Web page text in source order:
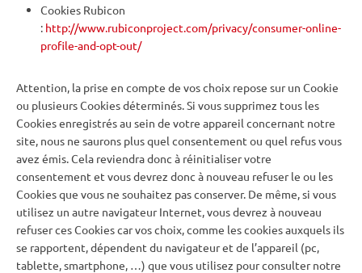
Cookies Rubicon
: http://www.rubiconproject.com/privacy/consumer-online-
profile-and-opt-out/
Attention, la prise en compte de vos choix repose sur un Cookie
ou plusieurs Cookies déterminés. Si vous supprimez tous les
Cookies enregistrés au sein de votre appareil concernant notre
site, nous ne saurons plus quel consentement ou quel refus vous
avez émis. Cela reviendra donc à réinitialiser votre
consentement et vous devrez donc à nouveau refuser le ou les
Cookies que vous ne souhaitez pas conserver. De même, si vous
utilisez un autre navigateur Internet, vous devrez à nouveau
refuser ces Cookies car vos choix, comme les cookies auxquels ils
se rapportent, dépendent du navigateur et de l’appareil (pc,
tablette, smartphone, …) que vous utilisez pour consulter notre